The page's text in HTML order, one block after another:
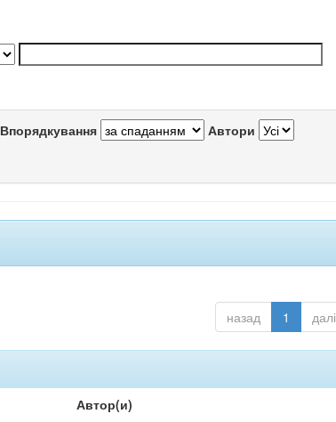
Впорядкування Автори
назад 1 далі
Автор(и)